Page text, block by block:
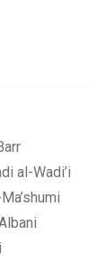
al-Wadi’i